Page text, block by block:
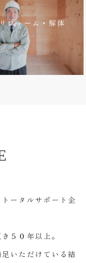
フォーム・解体
ータルサポート企
５０年以上。
いただけている結